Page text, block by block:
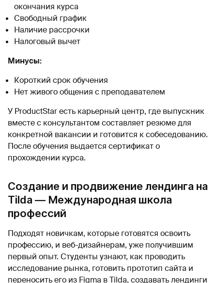
окончания курса
Свободный график
Наличие рассрочки
Налоговый вычет
Минусы:
Короткий срок обучения
Нет живого общения с преподавателем
У ProductStar есть карьерный центр, где выпускник
вместе с консультантом составляет резюме для
конкретной вакансии и готовится к собеседованию.
После обучения выдается сертификат о
прохождении курса.
Создание и продвижение лендинга на
Tilda — Международная школа
профессий
Подходят новичкам, которые готовятся освоить
профессию, и веб-дизайнерам, уже получившим
первый опыт. Студенты узнают, как проводить
исследование рынка, готовить прототип сайта и
переносить его из Figma в Tilda, создавать лендинги